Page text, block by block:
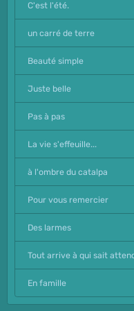
C'est l'été.
un carré de terre
Beauté simple
Juste belle
Pas à pas
La vie s'effeuille...
à l'ombre du catalpa
Pour vous remercier
Des larmes
Tout arrive à qui sait
En famille